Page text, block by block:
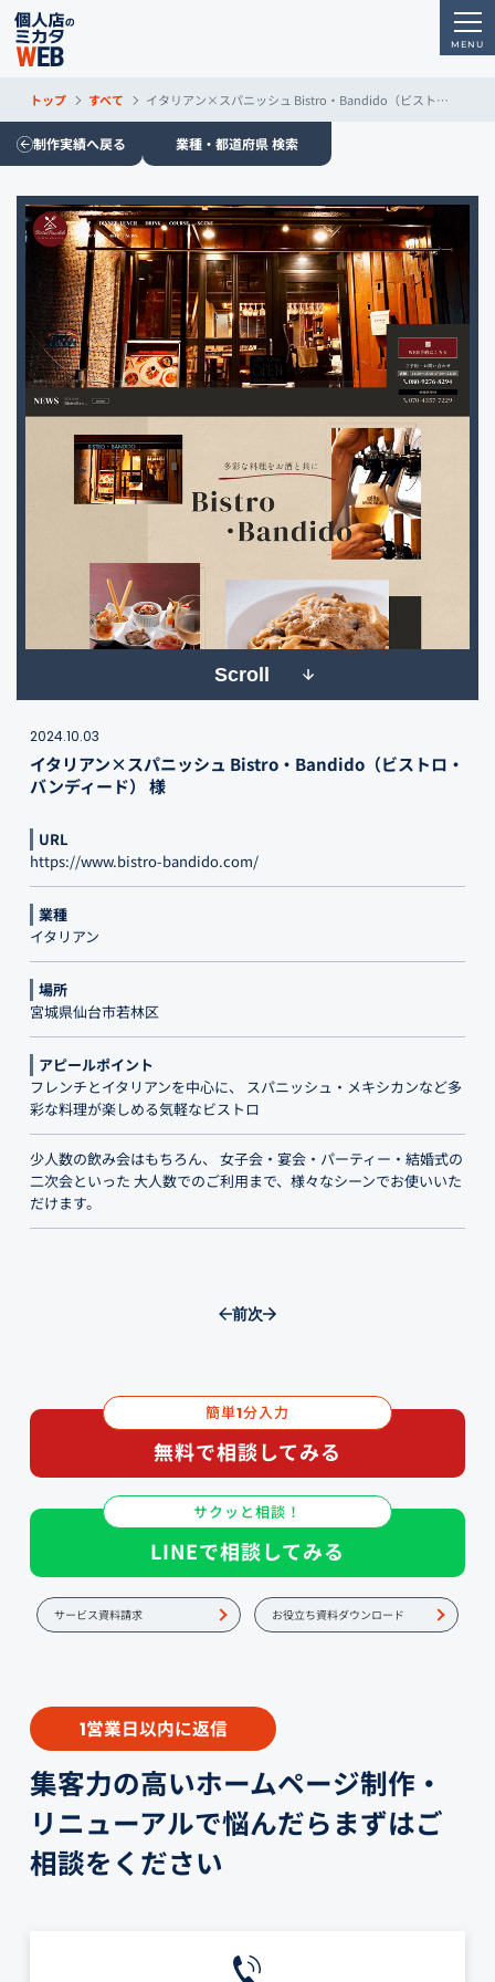
トップ すべて イタリアン×スパニッシュ Bistro・Bandido（ビストロ・バンディード）
制作実績へ戻る 業種・都道府県 検索
Scroll
2024.10.03
イタリアン×スパニッシュ Bistro・Bandido（ビストロ・
バンディード） 様
URL
https://www.bistro-bandido.com/
業種
イタリアン
場所
宮城県仙台市若林区
アピールポイント
フレンチとイタリアンを中心に、 スパニッシュ・メキシカンなど多
彩な料理が楽しめる気軽なビストロ
少人数の飲み会はもちろん、 女子会・宴会・パーティー・結婚式の
二次会といった 大人数でのご利用まで、様々なシーンでお使いいた
だけます。
前次
簡単1分入力
無料で相談してみる
サクッと相談！
LINEで相談してみる
サービス資料請求 お役立ち資料ダウンロード
1営業日以内に返信
集客力の高いホームページ制作・
リニューアルで悩んだらまずはご
相談をください